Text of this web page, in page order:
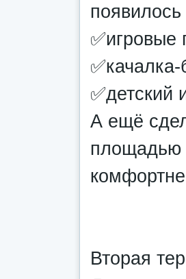
✅игровые
✅детский
А ещё
площадью
Вторая